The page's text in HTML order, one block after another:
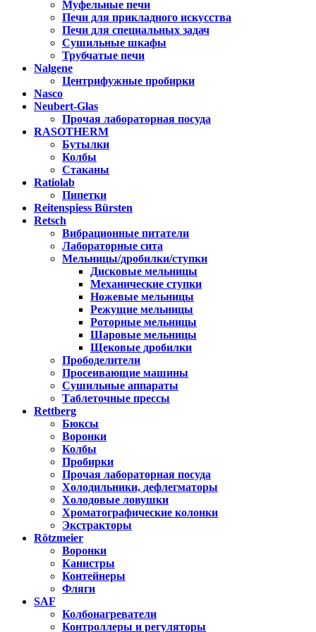
Муфельные печи
Печи для прикладного искусства
Печи для специальных задач
Сушильные шкафы
Трубчатые печи
Nalgene
Центрифужные пробирки
Nasco
Neubert-Glas
Прочая лабораторная посуда
RASOTHERM
Бутылки
Колбы
Стаканы
Ratiolab
Пипетки
Reitenspiess Bürsten
Retsch
Вибрационные питатели
Лабораторные сита
Мельницы/дробилки/ступки
Дисковые мельницы
Механические ступки
Ножевые мельницы
Режущие мельницы
Роторные мельницы
Шаровые мельницы
Щековые дробилки
Прободелители
Просеивающие машины
Сушильные аппараты
Таблеточные прессы
Rettberg
Бюксы
Воронки
Колбы
Пробирки
Прочая лабораторная посуда
Холодильники, дефлегматоры
Холодовые ловушки
Хроматографические колонки
Экстракторы
Rötzmeier
Воронки
Канистры
Контейнеры
Фляги
SAF
Колбонагреватели
Контроллеры и регуляторы